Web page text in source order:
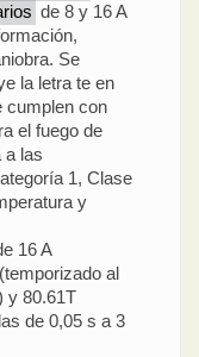
de 8 y 16 A
Se
la letra te en
cumplen con
el fuego de
a las
1, Clase
y
16 A
al
y 80.61T
de 0,05 s a 3